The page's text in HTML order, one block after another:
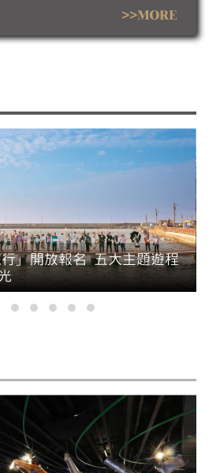
邀請民眾把握暑假最後時光，
燈飾，感受山城夏夜的獨特魅
>>MORE
」開放報名 五大主題遊程